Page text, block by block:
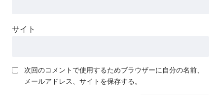
サイト
次回のコメントで使用するためブラウザーに自分の名前、
メールアドレス、サイトを保存する。